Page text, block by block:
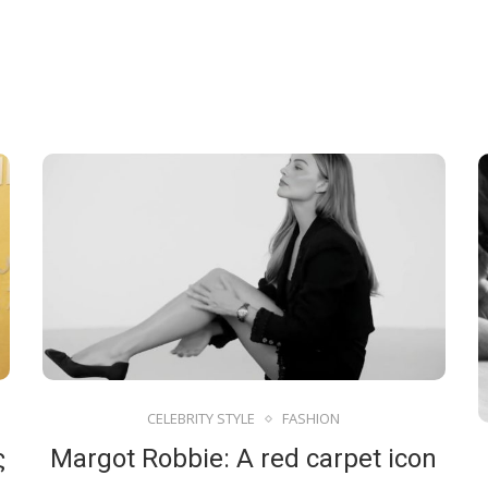
CELEBRITY STYLE FASHION
Margot Robbie: A red carpet icon